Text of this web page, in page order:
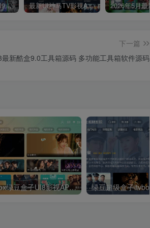
2026最新版绿豆UI9双端影视APP源码 最新UI神马TV影视APP源码 乐檬影视苹果CMS后台 包含前后端源码
下一篇
新酷盒9.0工具箱源码 多功能工具箱软件源码
最新tvbox绿豆盒子UI8影视APP源码新增后台添加直播及加密功能 TV端影视APP反编译源码支持会员系统/代理系统/直播/自带免签收款/批量生成卡密